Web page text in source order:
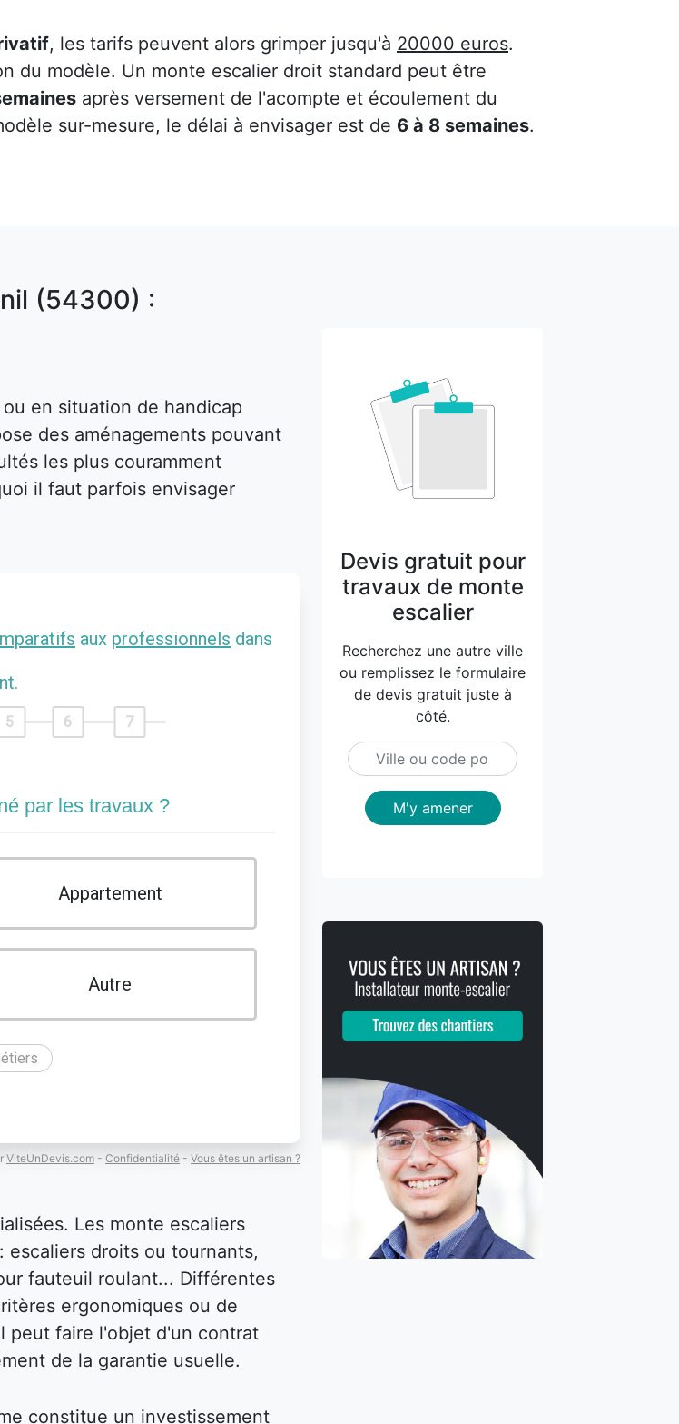
, les tarifs peuvent alors grimper jusqu'à 20000 euros.
du modèle. Un monte escalier droit standard peut être
après versement de l'acompte et écoulement du
sur-mesure, le délai à envisager est de 6 à 8 semaines.
(54300) :
en situation de handicap
des aménagements pouvant
les plus couramment
il faut parfois envisager
aux professionnels dans
5 6 7
par les travaux ?
Appartement
Autre
ViteUnDevis.com - Confidentialité - Vous êtes un artisan ?
Les monte escaliers
droits ou tournants,
fauteuil roulant... Différentes
ergonomiques ou de
peut faire l'objet d'un contrat
de la garantie usuelle.
constitue un investissement
Devis gratuit pour
travaux de monte
escalier
Recherchez une autre ville
ou remplissez le formulaire
de devis gratuit juste à
côté.
M'y amener